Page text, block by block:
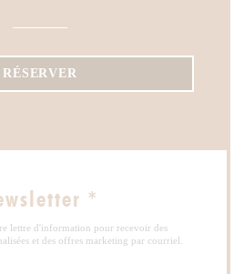
RÉSERVER
*
lettre d'information pour recevoir des
et des offres marketing par courriel.